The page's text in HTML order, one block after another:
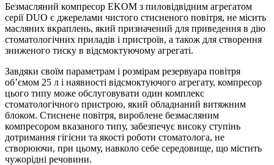
Безмасляний компресор EKOM з пиловідвідним агрегатом
серії DUO є джерелами чистого стисненого повітря, не місить
масляних вкраплень, який призначений для приведення в дію
стоматологічних приладів і пристроїв, а також для створення
зниженого тиску в відсмоктуючому агрегаті.
Завдяки своїм параметрам і розмірам резервуара повітря
об’ємом 25 л і наявності відсмоктуючого агрегату, компресор
цього типу може обслуговувати один комплекс
стоматологічного пристрою, який обладнаний витяжним
блоком. Стиснене повітря, вироблене безмасляним
компресором вказаного типу, забезпечує високу ступінь
дотримання гігієни та якості роботи стоматолога, не
створюючи, при цьому, навколо себе середовище, що містить
чужорідні речовини.